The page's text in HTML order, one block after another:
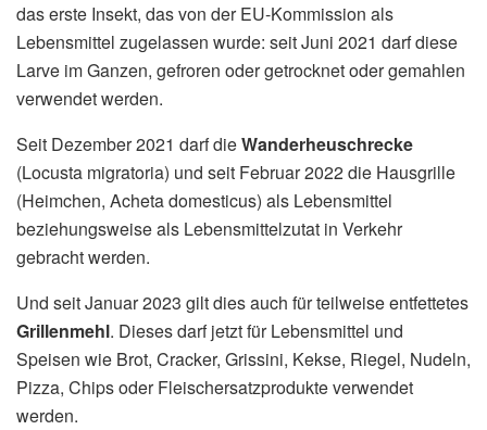
das erste Insekt, das von der EU-Kommission als
Lebensmittel zugelassen wurde: seit Juni 2021 darf diese
Larve im Ganzen, gefroren oder getrocknet oder gemahlen
verwendet werden.
Seit Dezember 2021 darf dieWanderheuschrecke
(Locusta migratoria) und seit Februar 2022 die Hausgrille
(Heimchen, Acheta domesticus) als Lebensmittel
beziehungsweise als Lebensmittelzutat in Verkehr
gebracht werden.
Und seit Januar 2023 gilt dies auch für teilweise entfettetes
Grillenmehl. Dieses darf jetzt für Lebensmittel und
Speisen wie Brot, Cracker, Grissini, Kekse, Riegel, Nudeln,
Pizza, Chips oder Fleischersatzprodukte verwendet
werden.